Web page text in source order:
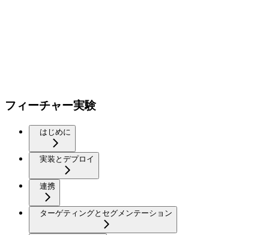
フィーチャー実験
はじめに
実装とデプロイ
連携
ターゲティングとセグメンテーション